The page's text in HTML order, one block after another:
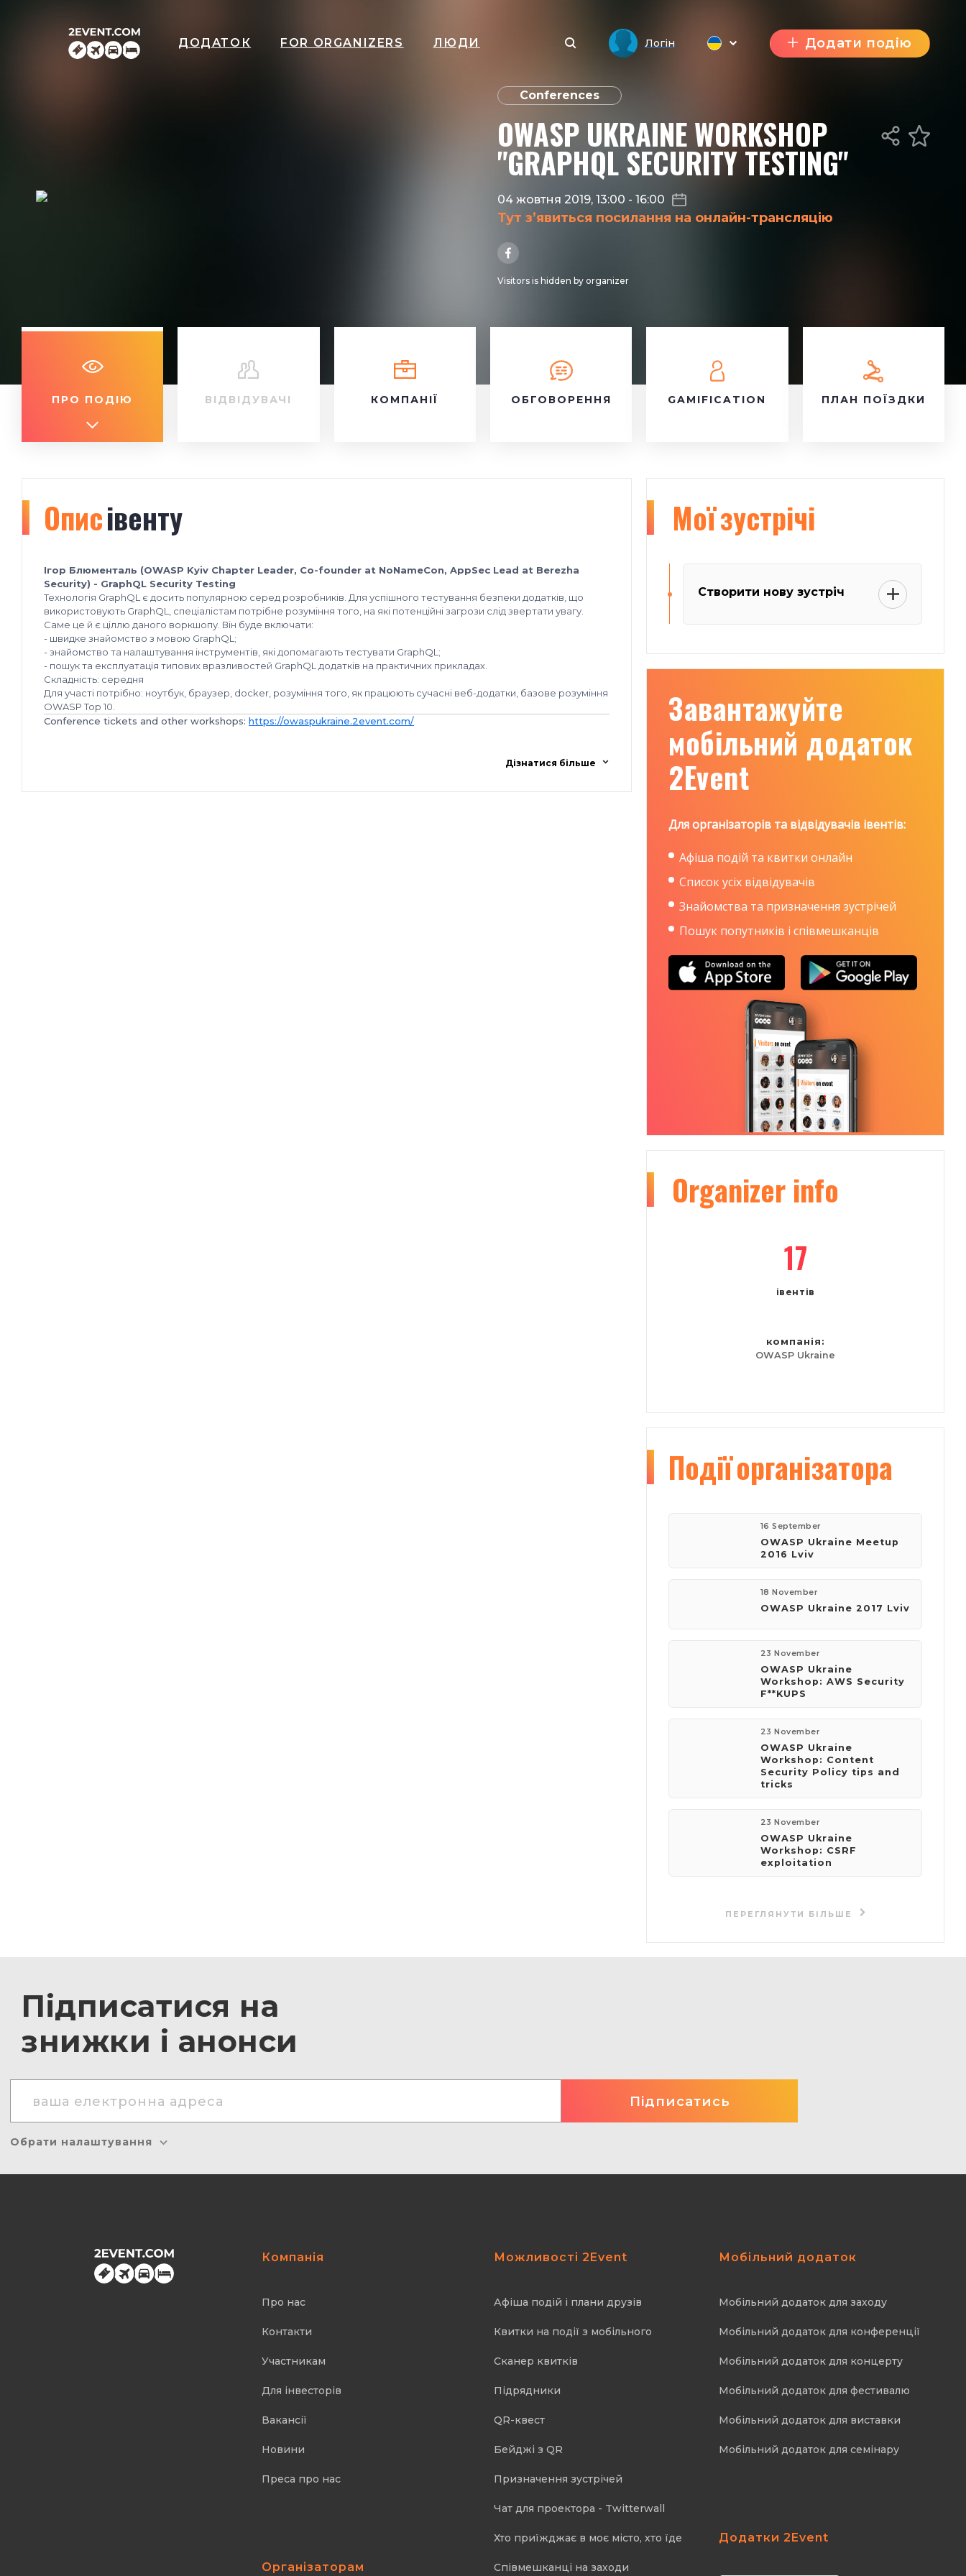
ДОДАТОК FOR ORGANIZERS ЛЮДИ Логін Додати подію
Conferences
OWASP UKRAINE WORKSHOP
"GRAPHQL SECURITY TESTING"
04 жовтня 2019, 13:00 - 16:00
Тут з’явиться посилання на онлайн-трансляцію
Visitors is hidden by organizer
ПРО ПОДІЮ ВІДВІДУВАЧІ КОМПАНІЇ ОБГОВОРЕННЯ GAMIFICATION ПЛАН ПОЇЗДКИ
Описівенту
Ігор Блюменталь (OWASP Kyiv Chapter Leader, Co-founder at NoNameCon, AppSec Lead at Berezha
Security) - GraphQL Security Testing
Технологія GraphQL є досить популярною серед розробників. Для успішного тестування безпеки додатків, що
використовують GraphQL, спеціалістам потрібне розуміння того, на які потенційні загрози слід звертати увагу.
Саме це й є ціллю даного воркшопу. Він буде включати:
- швидке знайомство з мовою GraphQL;
- знайомство та налаштування інструментів, які допомагають тестувати GraphQL;
- пошук та експлуатація типових вразливостей GraphQL додатків на практичних прикладах.
Складність: середня
Для участі потрібно: ноутбук, браузер, docker, розуміння того, як працюють сучасні веб-додатки, базове розуміння
OWASP Top 10.
Conference tickets and other workshops: https://owaspukraine.2event.com/
Дізнатися більше
Моїзустрічі
Створити нову зустріч
Завантажуйте
мобільний додаток
2Event
Для організаторів та відвідувачів івентів:
Афіша подій та квитки онлайн
Список усіх відвідувачів
Знайомства та призначення зустрічей
Пошук попутників і співмешканців
Organizer info
17
івентів
компанія:
OWASP Ukraine
Подіїорганізатора
16 September
OWASP Ukraine Meetup
2016 Lviv
18 November
OWASP Ukraine 2017 Lviv
23 November
OWASP Ukraine
Workshop: AWS Security
F**KUPS
23 November
OWASP Ukraine
Workshop: Content
Security Policy tips and
tricks
23 November
OWASP Ukraine
Workshop: CSRF
exploitation
ПЕРЕГЛЯНУТИ БІЛЬШЕ
Підписатися на
знижки і анонси
Обрати налаштування
Компанія
Про нас
Контакти
Участникам
Для інвесторів
Вакансії
Новини
Преса про нас
Організаторам
Можливості 2Event
Афіша подій і плани друзів
Квитки на події з мобільного
Cканер квитків
Підрядники
QR-квест
Бейджі з QR
Призначення зустрічей
Чат для проектора - Twitterwall
Хто приїжджає в моє місто, хто їде
Співмешканці на заходи
Мобільний додаток
Мобільний додаток для заходу
Мобільний додаток для конференції
Мобільний додаток для концерту
Мобільний додаток для фестивалю
Мобільний додаток для виставки
Мобільний додаток для семінару
Додатки 2Event